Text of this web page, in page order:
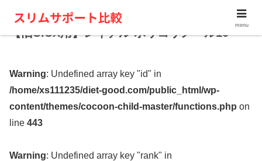
【旧UIUX用】レイデル ポリコサノール10
Warning: Undefined array key "id" in
/home/xs111235/diet-good.com/public_html/wp-
content/themes/cocoon-child-master/functions.php on
line 443
Warning: Undefined array key "rank" in
menu